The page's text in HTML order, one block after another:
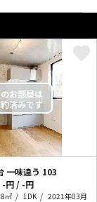
一味違う 103
-円 / -円
㎡ 1DK 2021年03月